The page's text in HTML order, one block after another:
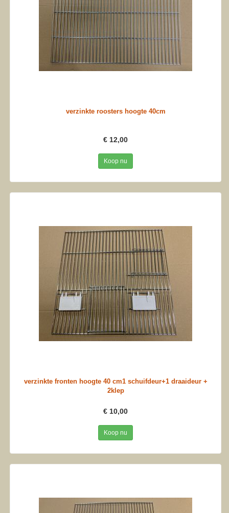
verzinkte roosters hoogte 40cm
€ 12,00
Koop nu
verzinkte fronten hoogte 40 cm1 schuifdeur+1 draaideur +
2klep
€ 10,00
Koop nu